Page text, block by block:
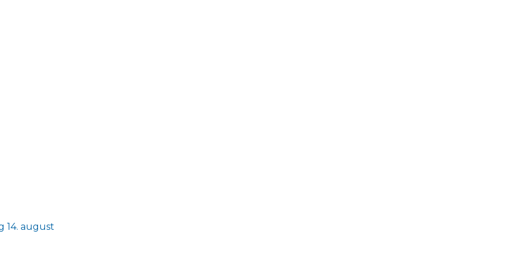
14. august